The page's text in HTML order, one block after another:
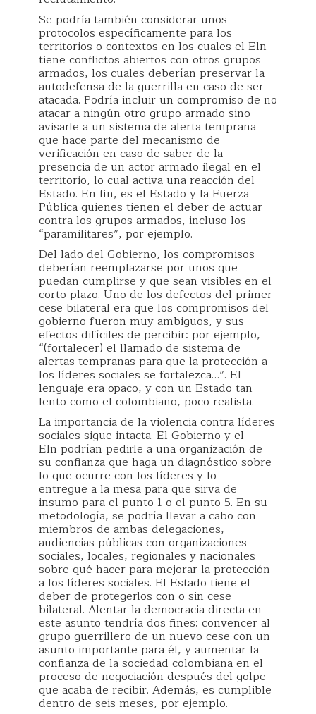
Se podría también considerar unos
protocolos específicamente para los
territorios o contextos en los cuales el Eln
tiene conflictos abiertos con otros grupos
armados, los cuales deberían preservar la
autodefensa de la guerrilla en caso de ser
atacada. Podría incluir un compromiso de no
atacar a ningún otro grupo armado sino
avisarle a un sistema de alerta temprana
que hace parte del mecanismo de
verificación en caso de saber de la
presencia de un actor armado ilegal en el
territorio, lo cual activa una reacción del
Estado. En fin, es el Estado y la Fuerza
Pública quienes tienen el deber de actuar
contra los grupos armados, incluso los
“paramilitares”, por ejemplo.
Del lado del Gobierno, los compromisos
deberían reemplazarse por unos que
puedan cumplirse y que sean visibles en el
corto plazo. Uno de los defectos del primer
cese bilateral era que los compromisos del
gobierno fueron muy ambiguos, y sus
efectos difíciles de percibir: por ejemplo,
“(fortalecer) el llamado de sistema de
alertas tempranas para que la protección a
los líderes sociales se fortalezca…”. El
lenguaje era opaco, y con un Estado tan
lento como el colombiano, poco realista.
La importancia de la violencia contra líderes
sociales sigue intacta. El Gobierno y el
Eln podrían pedirle a una organización de
su confianza que haga un diagnóstico sobre
lo que ocurre con los líderes y lo
entregue a la mesa para que sirva de
insumo para el punto 1 o el punto 5. En su
metodología, se podría llevar a cabo con
miembros de ambas delegaciones,
audiencias públicas con organizaciones
sociales, locales, regionales y nacionales
sobre qué hacer para mejorar la protección
a los líderes sociales. El Estado tiene el
deber de protegerlos con o sin cese
bilateral. Alentar la democracia directa en
este asunto tendría dos fines: convencer al
grupo guerrillero de un nuevo cese con un
asunto importante para él, y aumentar la
confianza de la sociedad colombiana en el
proceso de negociación después del golpe
que acaba de recibir. Además, es cumplible
dentro de seis meses, por ejemplo.